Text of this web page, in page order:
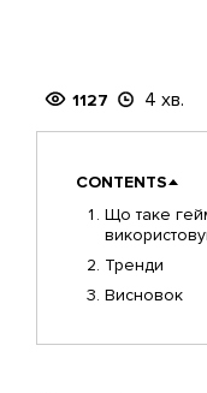
1127 4 хв.
CONTENTS
Що таке
Тренди
Висновок